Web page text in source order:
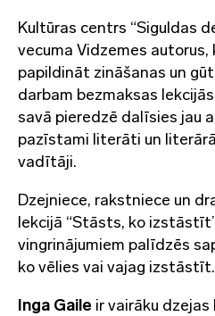
Kultūras centrs “Siguldas
vecuma Vidzemes autorus,
papildināt zināšanas un
darbam bezmaksas
savā pieredzē dalīsies jau
pazīstami literāti un
vadītāji.
Dzejniece, rakstniece un
lekcijā “Stāsts, ko
vingrinājumiem palīdzēs
ko vēlies vai vajag izstāstīt.
Inga Gaile ir vairāku dzejas